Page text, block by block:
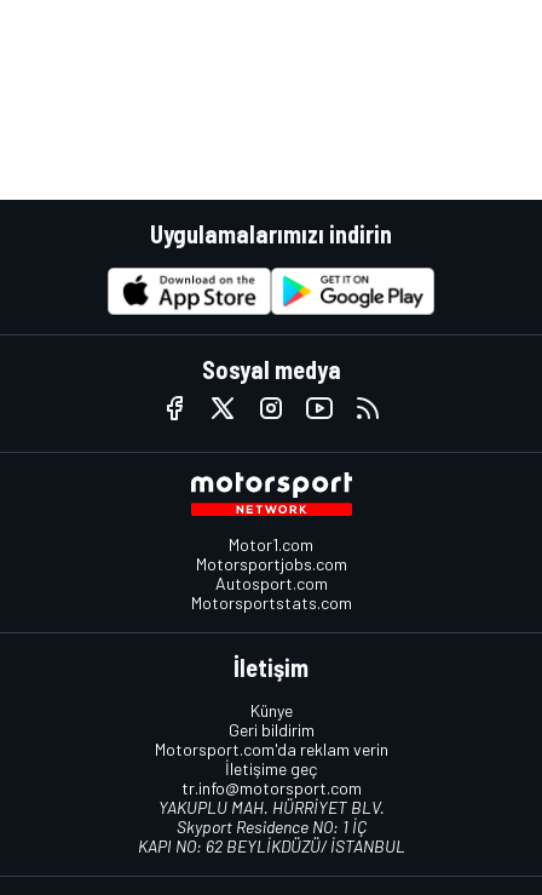
Uygulamalarımızı indirin
Sosyal medya
Motor1.com
Motorsportjobs.com
Autosport.com
Motorsportstats.com
İletişim
Künye
Geri bildirim
Motorsport.com'da reklam verin
İletişime geç
tr.info@motorsport.com
YAKUPLU MAH. HÜRRİYET BLV.
Skyport Residence NO: 1 İÇ
KAPI NO: 62 BEYLİKDÜZÜ/ İSTANBUL